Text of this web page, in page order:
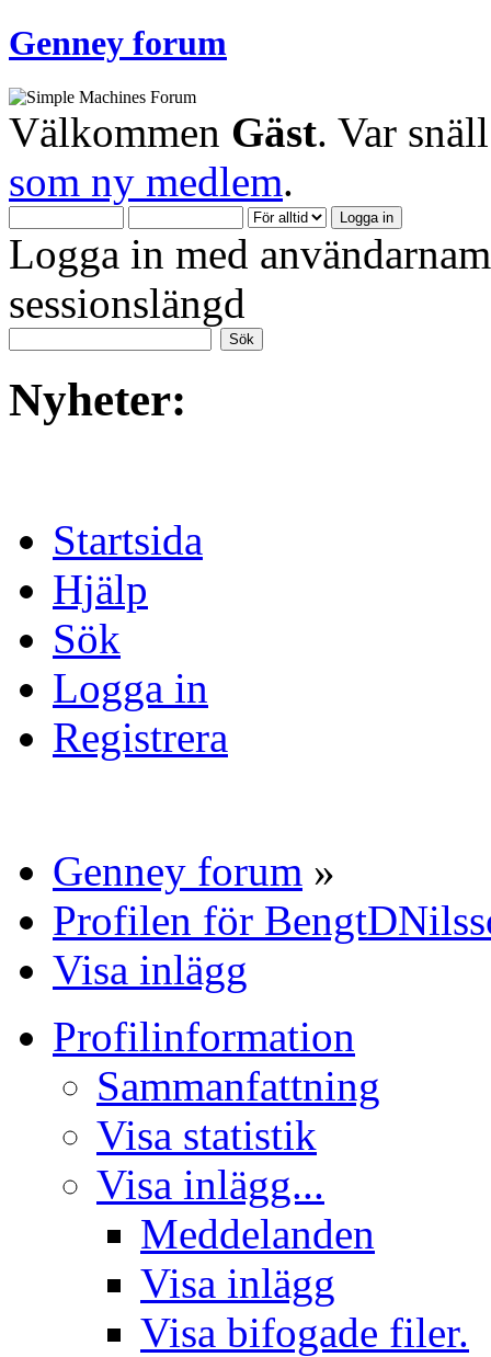
Genney forum
Välkommen Gäst. Var
som ny medlem.
Logga in med
sessionslängd
Nyheter:
Startsida
Hjälp
Sök
Logga in
Registrera
Genney forum »
Profilen för
Visa inlägg
Profilinformation
Sammanfattning
Visa statistik
Visa inlägg...
Meddelanden
Visa inlägg
Visa bifogade filer.